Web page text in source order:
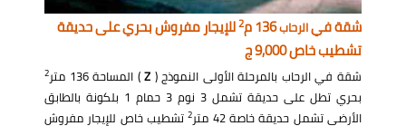
شقة فيالرحاب136 م 2للإيجار مفروش بحري على حديقة
تشطيب خاص 9,000 ج
شقة في الرحاب بالمرحلة الأولى النموذج ( Z) المساحة 136 متر 2
بحري تطل على حديقة تشمل 3 نوم 3 حمام 1 بلكونة بالطابق
الأرضي تشمل حديقة خاصة 42 متر
2تشطيب خاص للإيجار مفروش